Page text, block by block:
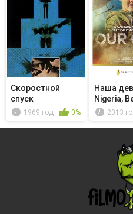
Скоростной
спуск
1969 год 0%
Наша
Nigeria,
Ba...2013